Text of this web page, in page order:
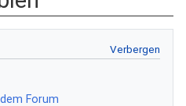
Forum